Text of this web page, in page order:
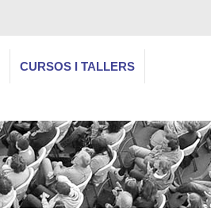
CURSOS I TALLERS